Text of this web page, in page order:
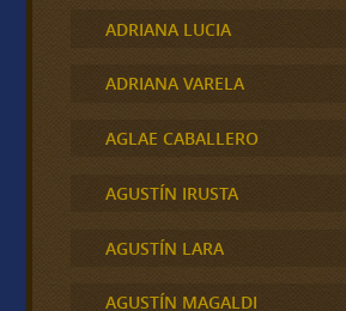
ADRIANA LUCIA
ADRIANA VARELA
AGLAE CABALLERO
AGUSTÍN IRUSTA
AGUSTÍN LARA
AGUSTÍN MAGALDI